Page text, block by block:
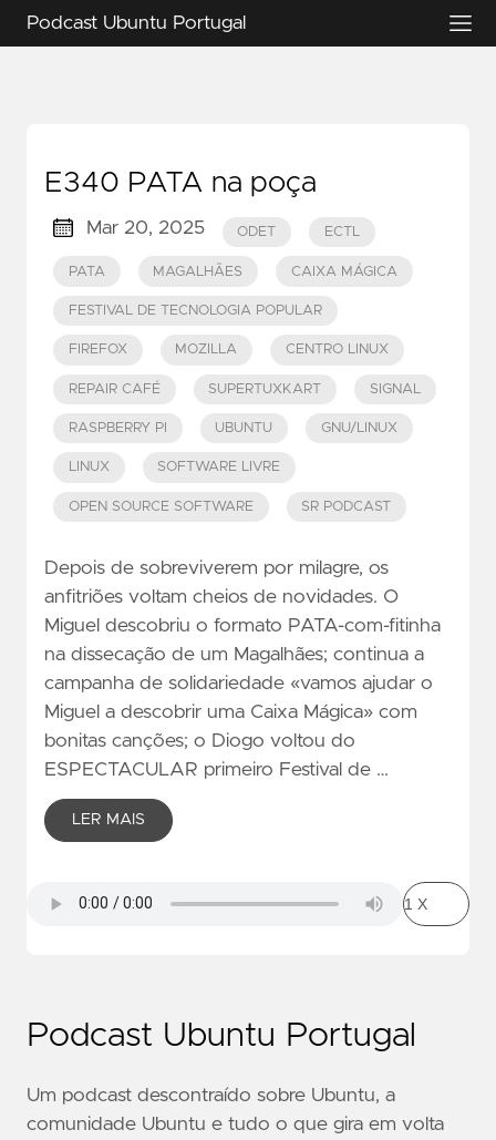
Podcast Ubuntu Portugal
E340 PATA na poça
Mar 20, 2025 ODET ECTL
PATA MAGALHÃES CAIXA MÁGICA
FESTIVAL DE TECNOLOGIA POPULAR
FIREFOX MOZILLA CENTRO LINUX
REPAIR CAFÉ SUPERTUXKART SIGNAL
RASPBERRY PI UBUNTU GNU/LINUX
LINUX SOFTWARE LIVRE
OPEN SOURCE SOFTWARE SR PODCAST
Depois de sobreviverem por milagre, os
anfitriões voltam cheios de novidades. O
Miguel descobriu o formato PATA-com-fitinha
na dissecação de um Magalhães; continua a
campanha de solidariedade «vamos ajudar o
Miguel a descobrir uma Caixa Mágica» com
bonitas canções; o Diogo voltou do
ESPECTACULAR primeiro Festival de …
LER MAIS
Podcast Ubuntu Portugal
Um podcast descontraído sobre Ubuntu, a
comunidade Ubuntu e tudo o que gira em volta